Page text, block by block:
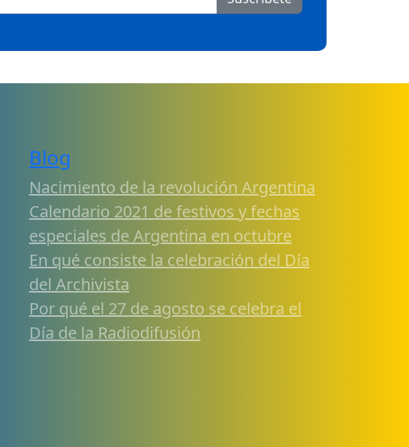
Blog
Nacimiento de la revolución Argentina
Calendario 2021 de festivos y fechas
especiales de Argentina en octubre
En qué consiste la celebración del Día
del Archivista
Por qué el 27 de agosto se celebra el
Día de la Radiodifusión